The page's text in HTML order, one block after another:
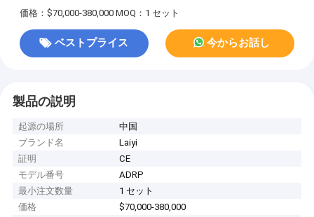
て下さい
価格：$70,000-380,000 MOQ：1 セット
ベストプライス 今からお話し
製品の説明
起源の場所
中国
ブランド名
Laiyi
証明
CE
モデル番号
ADRP
最小注文数量
1 セット
価格
$70,000-380,000